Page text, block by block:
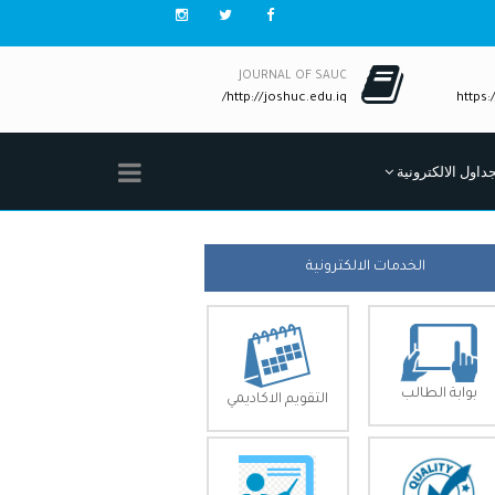
JOURNAL OF SAUC
http://joshuc.edu.iq/
الالكترونية
الخدمات الالكترونية
بوابة الطالب التقويم الاكاديمي